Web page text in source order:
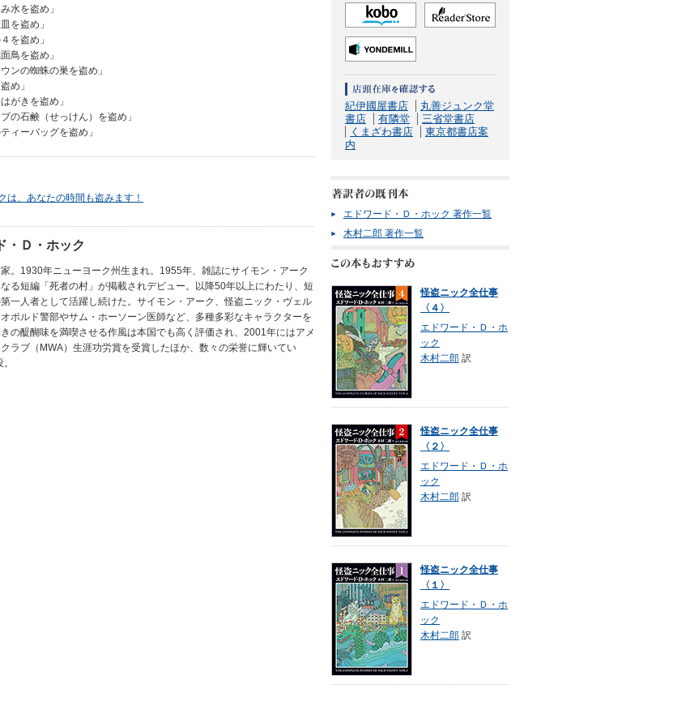
紀伊國屋書店
丸善ジュンク堂
書店
有隣堂
三省堂書店
くまざわ書店
東京都書店案
内
エドワード・Ｄ・ホック 著作一覧
木村二郎 著作一覧
怪盗ニック全仕事
〈４〉
エドワード・Ｄ・ホ
ック
木村二郎 訳
怪盗ニック全仕事
〈２〉
エドワード・Ｄ・ホ
ック
木村二郎 訳
怪盗ニック全仕事
〈１〉
エドワード・Ｄ・ホ
ック
木村二郎 訳
水を盗め」
を盗め」
を盗め」
鳥を盗め」
ンの蜘蛛の巣を盗め」
め」
がきを盗め」
ブの石鹸（せっけん）を盗め」
ィーバッグを盗め」
は、あなたの時間も盗みます！
・Ｄ・ホック
。1930年ニューヨーク州生まれ。1955年、雑誌にサイモン・アーク
る短編「死者の村」が掲載されデビュー。以降50年以上にわたり、短
一人者として活躍し続けた。サイモン・アーク、怪盗ニック・ヴェル
ポルド警部やサム・ホーソーン医師など、多種多彩なキャラクターを
の醍醐味を満喫させる作風は本国でも高く評価され、2001年にはアメ
ラブ（MWA）生涯功労賞を受賞したほか、数々の栄誉に輝いてい